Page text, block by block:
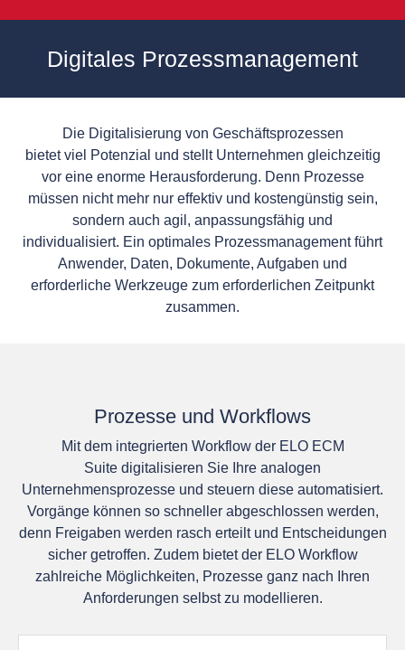
Digitales Prozessmanagement
Die Digitalisierung von Geschäftsprozessen
bietet viel Potenzial und stellt Unternehmen gleichzeitig
vor eine enorme Herausforderung. Denn Prozesse
müssen nicht mehr nur effektiv und kostengünstig sein,
sondern auch agil, anpassungsfähig und
individualisiert. Ein optimales Prozessmanagement führt
Anwender, Daten, Dokumente, Aufgaben und
erforderliche Werkzeuge zum erforderlichen Zeitpunkt
zusammen.
Prozesse und Workflows
Mit dem integrierten Workflow der ELO ECM
Suite digitalisieren Sie Ihre analogen
Unternehmensprozesse und steuern diese automatisiert.
Vorgänge können so schneller abgeschlossen werden,
denn Freigaben werden rasch erteilt und Entscheidungen
sicher getroffen. Zudem bietet der ELO Workflow
zahlreiche Möglichkeiten, Prozesse ganz nach Ihren
Anforderungen selbst zu modellieren.